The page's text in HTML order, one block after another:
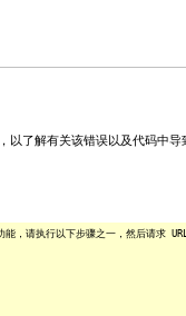
了解有关该错误以及代码中导
能，请执行以下步骤之一，然后请求